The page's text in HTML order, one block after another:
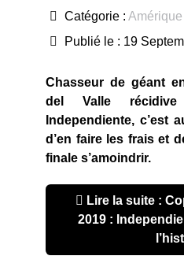
Catégorie :
Publié le : 19
Chasseur de géant
del Valle
Independiente, c’est
d’en faire les frais et
finale s’amoindrir.
Lire la suite :
2019 :